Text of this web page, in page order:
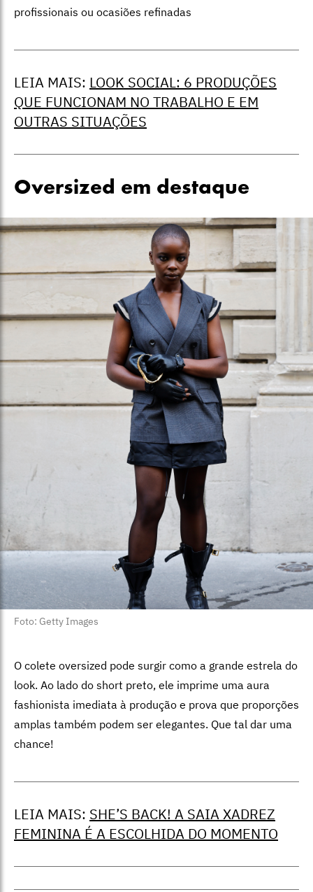
profissionais ou ocasiões refinadas
LEIA MAIS: LOOK SOCIAL: 6 PRODUÇÕES
QUE FUNCIONAM NO TRABALHO E EM
OUTRAS SITUAÇÕES
Oversized em destaque
Foto: Getty Images
O colete oversized pode surgir como a grande estrela do
look. Ao lado do short preto, ele imprime uma aura
fashionista imediata à produção e prova que proporções
amplas também podem ser elegantes. Que tal dar uma
chance!
LEIA MAIS: SHE’S BACK! A SAIA XADREZ
FEMININA É A ESCOLHIDA DO MOMENTO